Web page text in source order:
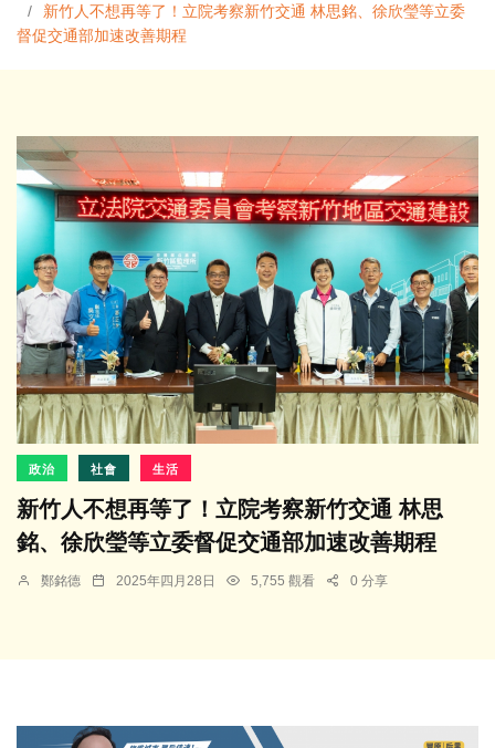
新竹人不想再等了！立院考察新竹交通 林思銘、徐欣瑩等立委
督促交通部加速改善期程
政治 社會 生活
新竹人不想再等了！立院考察新竹交通 林思
銘、徐欣瑩等立委督促交通部加速改善期程
鄭銘德 2025年四月28日 5,755 觀看 0 分享